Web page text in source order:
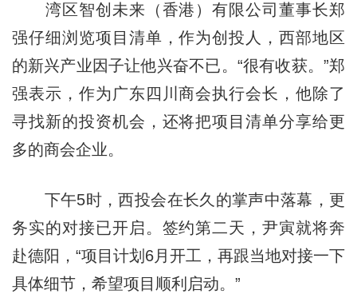
湾区智创未来（香港）有限公司董事长郑
强仔细浏览项目清单，作为创投人，西部地区
的新兴产业因子让他兴奋不已。“很有收获。”郑
强表示，作为广东四川商会执行会长，他除了
寻找新的投资机会，还将把项目清单分享给更
多的商会企业。
下午5时，西投会在长久的掌声中落幕，更
务实的对接已开启。签约第二天，尹寅就将奔
赴德阳，“项目计划6月开工，再跟当地对接一下
具体细节，希望项目顺利启动。”